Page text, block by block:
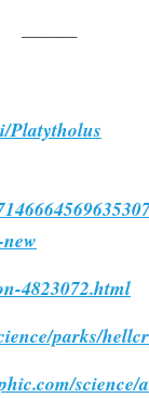
———
Platytholus
4823072.html
parks/